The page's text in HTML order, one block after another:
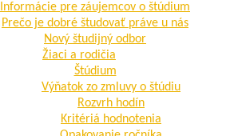
Informácie pre záujemcov o štúdium
Prečo je dobré študovať práve u nás
Nový študijný odbor
Žiaci a rodičia
Štúdium
Výňatok zo zmluvy o štúdiu
Rozvrh hodín
Kritériá hodnotenia